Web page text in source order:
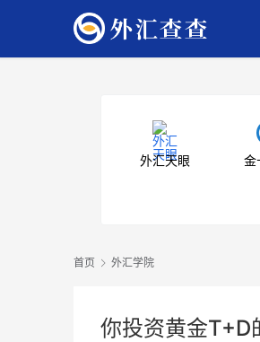
外汇天眼 金
首页 外汇学院
你投资黄金T+D